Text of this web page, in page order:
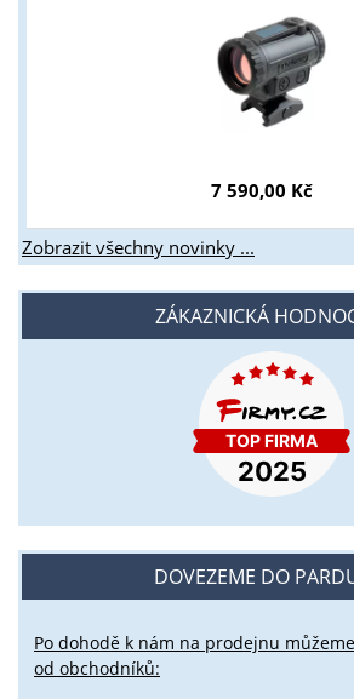
7 590,00 Kč
Zobrazit všechny novinky ...
ZÁKAZNICKÁ
DOVEZEME DO
Po dohodě k nám na prodejnu
od obchodníků: